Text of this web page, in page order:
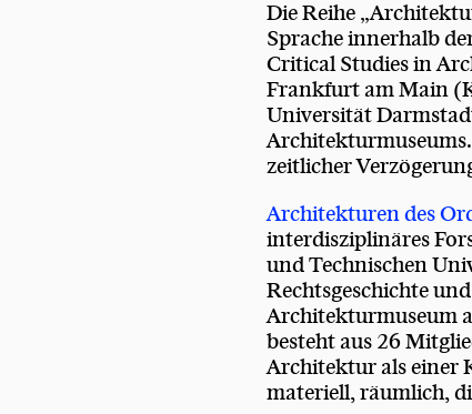
Die Reihe
Sprache innerhalb
Critical Studies in
Frankfurt am Main
Universität
zeitlicher
Architekturen des
interdisziplinäres
und Technischen
Rechtsgeschichte
Architekturmuseum
besteht aus 26
Architektur als einer
materiell, räumlich,